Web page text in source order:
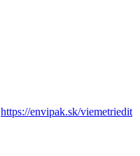
https://envipak.sk/viemetriedit